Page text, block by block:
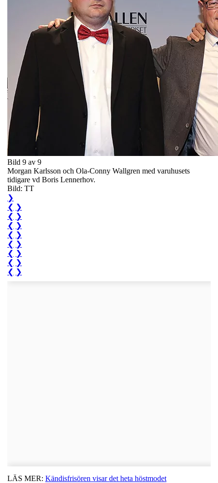
Bild 9 av 9
Morgan Karlsson och Ola-Conny Wallgren med varuhusets
tidigare vd Boris Lennerhov.
Bild: TT
❯
❮ ❯
❮ ❯
❮ ❯
❮ ❯
❮ ❯
❮ ❯
❮ ❯
❮ ❯
LÄS MER: Kändisfrisören visar det heta höstmodet